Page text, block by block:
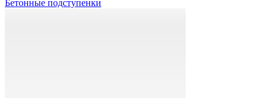
Бетонные подступенки